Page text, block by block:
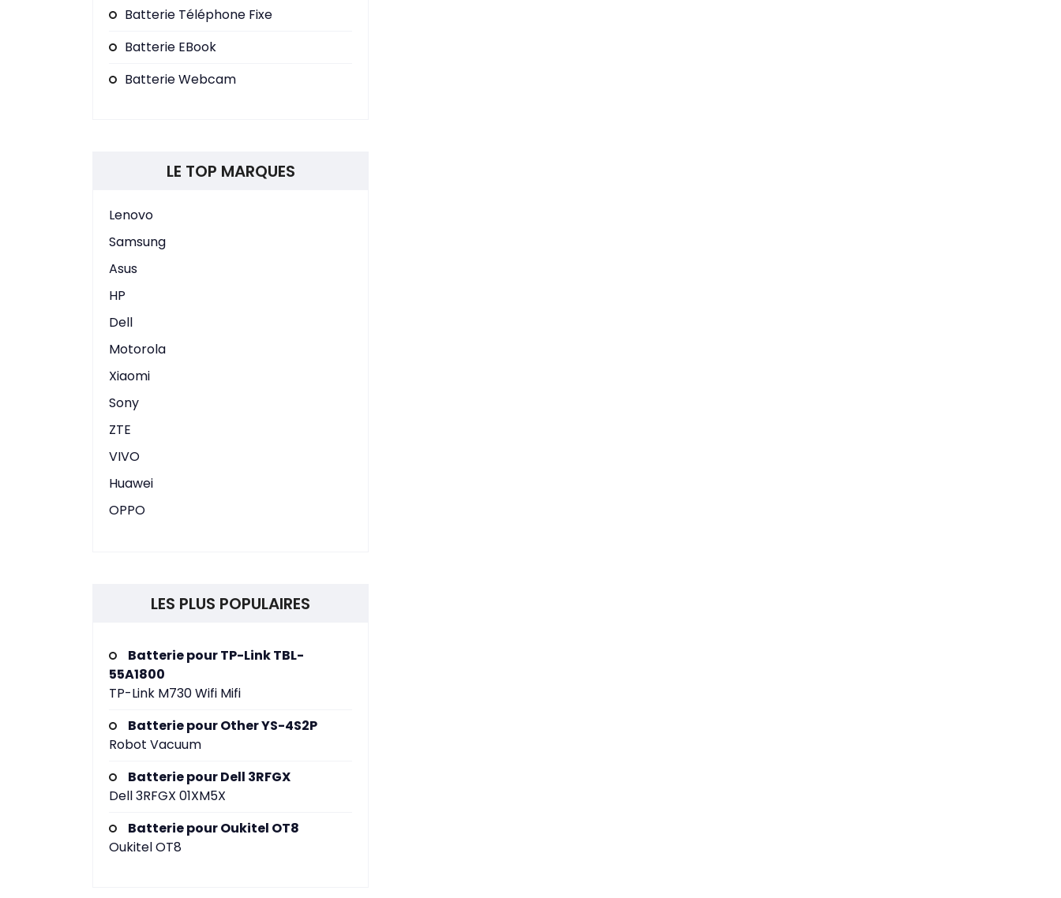
Batterie Téléphone Fixe
Batterie EBook
Batterie Webcam
LE TOP MARQUES
Lenovo
Samsung
Asus
HP
Dell
Motorola
Xiaomi
Sony
ZTE
VIVO
Huawei
OPPO
LES PLUS POPULAIRES
Batterie pour TP-Link TBL-
55A1800
TP-Link M730 Wifi Mifi
Batterie pour Other YS-4S2P
Robot Vacuum
Batterie pour Dell 3RFGX
Dell 3RFGX 01XM5X
Batterie pour Oukitel OT8
Oukitel OT8